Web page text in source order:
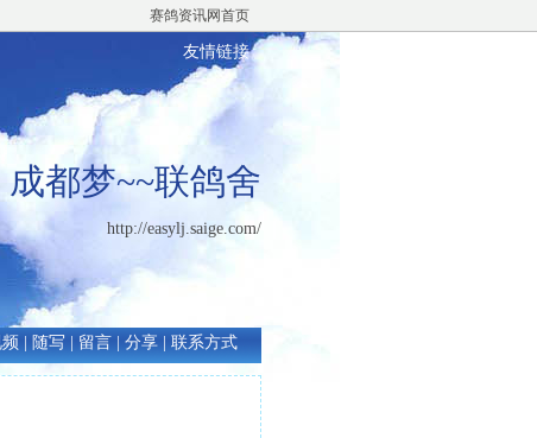
赛鸽资讯网首页
友情链接
成都梦~~联鸽舍
http://easylj.saige.com/
随写 留言 分享 联系方式